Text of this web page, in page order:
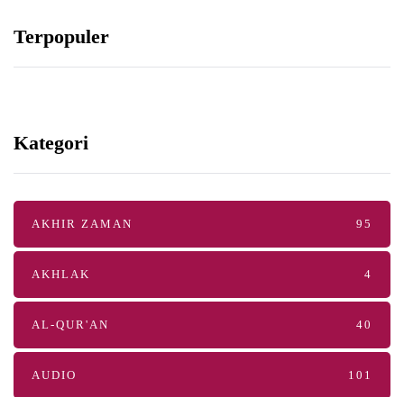
Terpopuler
Kategori
AKHIR ZAMAN 95
AKHLAK 4
AL-QUR'AN 40
AUDIO 101